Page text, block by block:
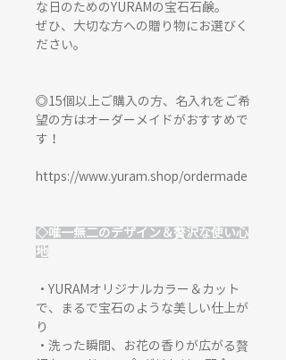
な日のためのYURAMの宝石石鹸。
ぜひ、大切な方への贈り物にお選びく
ださい。
◎15個以上ご購入の方、名入れをご希
望の方はオーダーメイドがおすすめで
す！
https://www.yuram.shop/ordermade
◇唯一無二のデザイン＆贅沢な使い心
地
・YURAMオリジナルカラー＆カット
で、まるで宝石のような美しい仕上が
り
・洗った瞬間、お花の香りが広がる贅